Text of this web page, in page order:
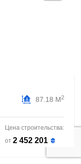
87.18 М2
Цена строительства:
от 2 452 201 ₴